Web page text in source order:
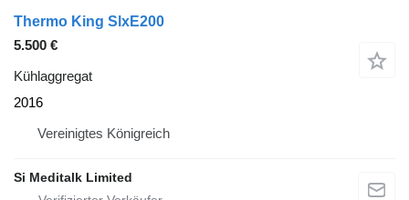
Thermo King SlxE200
5.500 €
Kühlaggregat
2016
Vereinigtes Königreich
Si Meditalk Limited